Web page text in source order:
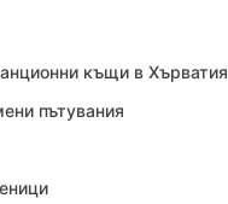
къщи в Хърватия
пътувания